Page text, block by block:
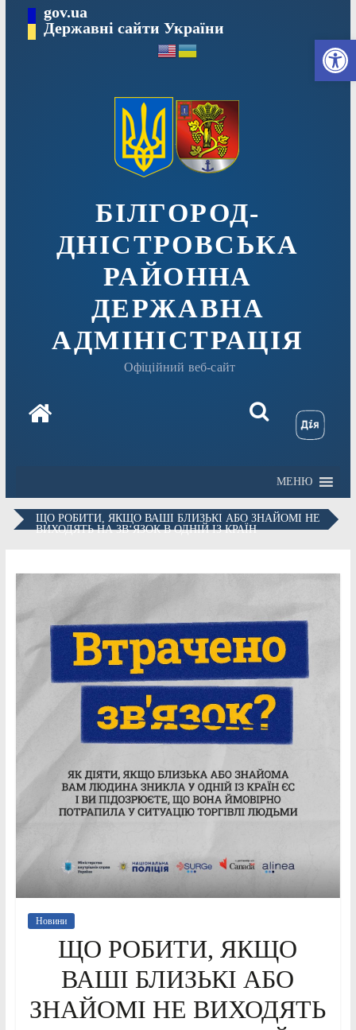
вмісту
gov.ua
Державні сайти України
БІЛГОРОД-
ДНІСТРОВСЬКА
РАЙОННА
ДЕРЖАВНА
АДМІНІСТРАЦІЯ
Офіційний веб-сайт
МЕНЮ
ЩО РОБИТИ, ЯКЩО ВАШІ БЛИЗЬКІ АБО ЗНАЙОМІ НЕ
ВИХОДЯТЬ НА ЗВ‘ЯЗОК В ОДНІЙ ІЗ КРАЇН
Новини
ЩО РОБИТИ, ЯКЩО
ВАШІ БЛИЗЬКІ АБО
ЗНАЙОМІ НЕ ВИХОДЯТЬ